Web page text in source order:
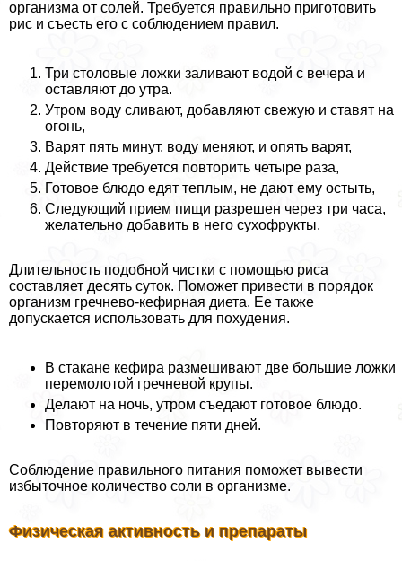
организма от солей. Требуется правильно приготовить
рис и съесть его с соблюдением правил.
Три столовые ложки заливают водой с вечера и
оставляют до утра.
Утром воду сливают, добавляют свежую и ставят на
огонь,
Варят пять минут, воду меняют, и опять варят,
Действие требуется повторить четыре раза,
Готовое блюдо едят теплым, не дают ему остыть,
Следующий прием пищи разрешен через три часа,
желательно добавить в него сухофрукты.
Длительность подобной чистки с помощью риса
составляет десять суток. Поможет привести в порядок
организм гречнево-кефирная диета. Ее также
допускается использовать для похудения.
В стакане кефира размешивают две большие ложки
перемолотой гречневой крупы.
Делают на ночь, утром съедают готовое блюдо.
Повторяют в течение пяти дней.
Соблюдение правильного питания поможет вывести
избыточное количество соли в организме.
Физическая активность и препараты